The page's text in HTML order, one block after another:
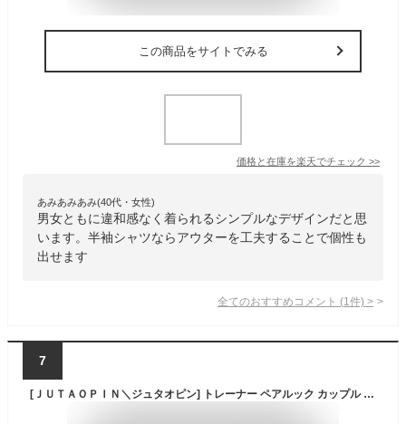
この商品をサイトでみる
価格と在庫を楽天でチェック >>
あみあみあみ(40代・女性)
男女ともに違和感なく着られるシンプルなデザインだと思
います。半袖シャツならアウターを工夫することで個性も
出せます
全てのおすすめコメント (1 件) >
7
[ＪＵＴＡＯＰＩＮ＼ジュタオピン] トレーナー ペアルック カップル ペア ペアルック tシャツ ペア カップル ペアルック カップル パーカー カップル ペアルック パーカー ブランド ペアルック ブランド ペアルック セーター ペアルック ペア服 mka0823-BK-M